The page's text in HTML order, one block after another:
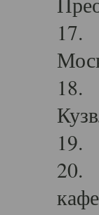
17.
18.
19.
20.